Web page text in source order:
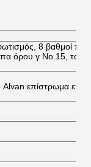
8 βαθμοί
όρου γ No.15, του
επίστρωμα